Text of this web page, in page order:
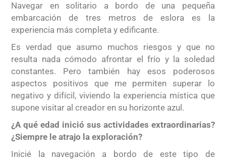
Navegar en solitario a bordo de una pequeña
embarcación de tres metros de eslora es la
experiencia más completa y edificante.
Es verdad que asumo muchos riesgos y que no
resulta nada cómodo afrontar el frío y la soledad
constantes. Pero también hay esos poderosos
aspectos positivos que me permiten superar lo
negativo y difícil, viviendo la experiencia mística que
supone visitar al creador en su horizonte azul.
¿A qué edad inició sus actividades extraordinarias?
¿Siempre le atrajo la exploración?
Inicié la navegación a bordo de este tipo de